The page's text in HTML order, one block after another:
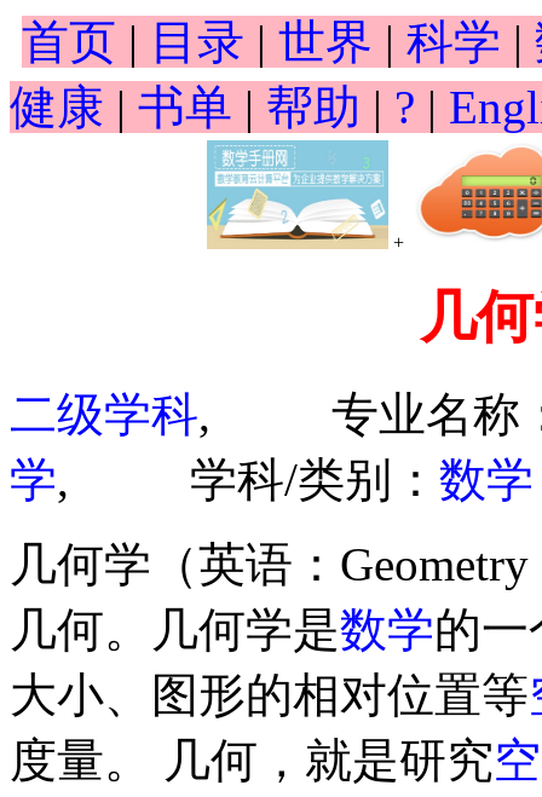
首页 | 目录 | 世界 | 科学 |
健康 | 书单 | 帮助 | ? |
+
几
二级学科, 专业名称
学, 学科/类别： 数学
几何学（英语：
几何。几何学是数学的
大小、图形的相对位置等
度量。 几何，就是研究